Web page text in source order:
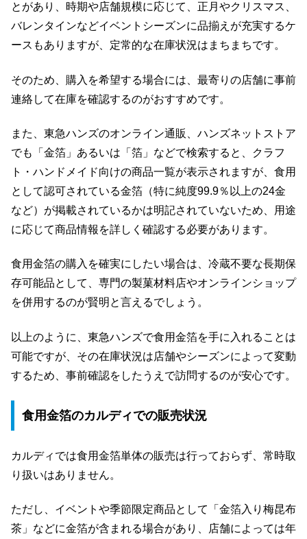
とがあり、時期や店舗規模に応じて、正月やクリスマス、
バレンタインなどイベントシーズンに品揃えが充実するケ
ースもありますが、定常的な在庫状況はまちまちです。
そのため、購入を希望する場合には、最寄りの店舗に事前
連絡して在庫を確認するのがおすすめです。
また、東急ハンズのオンライン通販、ハンズネットストア
でも「金箔」あるいは「箔」などで検索すると、クラフ
ト・ハンドメイド向けの商品一覧が表示されますが、食用
として認可されている金箔（特に純度99.9％以上の24金
など）が掲載されているかは明記されていないため、用途
に応じて商品情報を詳しく確認する必要があります。
食用金箔の購入を確実にしたい場合は、冷蔵不要な長期保
存可能品として、専門の製菓材料店やオンラインショップ
を併用するのが賢明と言えるでしょう。
以上のように、東急ハンズで食用金箔を手に入れることは
可能ですが、その在庫状況は店舗やシーズンによって変動
するため、事前確認をしたうえで訪問するのが安心です。
食用金箔のカルディでの販売状況
カルディでは食用金箔単体の販売は行っておらず、常時取
り扱いはありません。
ただし、イベントや季節限定商品として「金箔入り梅昆布
茶」などに金箔が含まれる場合があり、店舗によっては年